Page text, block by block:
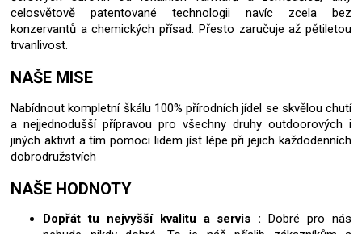
celosvětově patentované technologii navíc zcela bez
konzervantů a chemických přísad. Přesto zaručuje až pětiletou
trvanlivost.
NAŠE MISE
Nabídnout kompletní škálu 100% přírodních jídel se skvělou chutí
a nejjednodušší přípravou pro všechny druhy outdoorových i
jiných aktivit a tím pomoci lidem jíst lépe při jejich každodenních
dobrodružstvích
NAŠE HODNOTY
Dopřát tu nejvyšší kvalitu a servis :Dobré pro nás